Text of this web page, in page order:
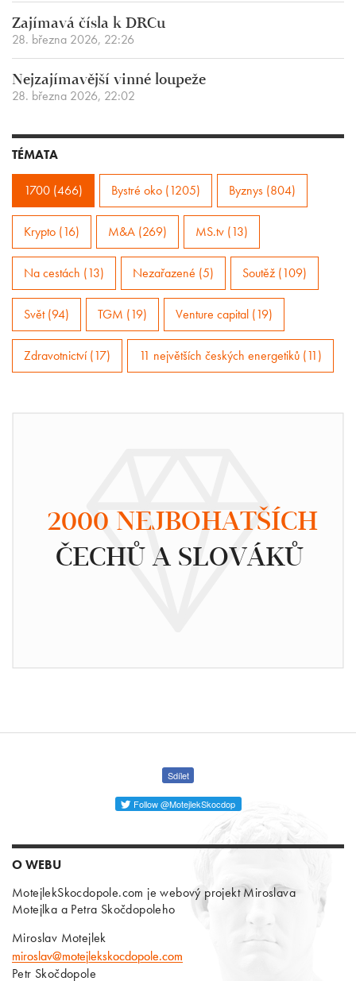
Zajímavá čísla k DRCu
28. března 2026, 22:26
Nejzajímavější vinné loupeže
28. března 2026, 22:02
TÉMATA
1700 (466) Bystré oko (1205) Byznys (804)
Krypto (16) M&A (269) MS.tv (13)
Na cestách (13) Nezařazené (5) Soutěž (109)
Svět (94) TGM (19) Venture capital (19)
Zdravotnictví (17) 11 největších českých energetiků (11)
2000 NEJBOHATŠÍCH
ČECHŮ A SLOVÁKŮ
Sdílet
Follow @MotejlekSkocdop
O WEBU
MotejlekSkocdopole.com je webový projekt Miroslava
Motejlka a Petra Skočdopoleho
Miroslav Motejlek
miroslav@motejlekskocdopole.com
Petr Skočdopole